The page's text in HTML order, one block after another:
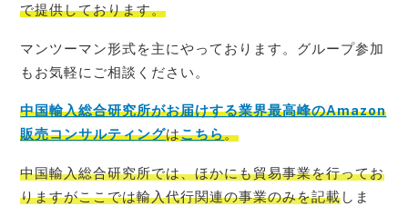
で提供しております。
マンツーマン形式を主にやっております。グループ参加
もお気軽にご相談ください。
中国輸入総合研究所がお届けする業界最高峰のAmazon
販売コンサルティングはこちら。
中国輸入総合研究所では、ほかにも貿易事業を行ってお
りますがここでは輸入代行関連の事業のみを記載しま